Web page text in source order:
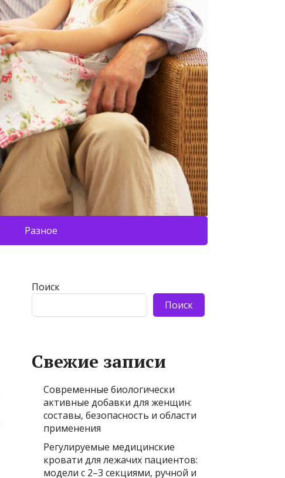
Разное
Поиск
Поиск
Свежие записи
Современные биологически
активные добавки для женщин:
составы, безопасность и области
применения
Регулируемые медицинские
кровати для лежачих пациентов:
модели с 2–3 секциями, ручной и